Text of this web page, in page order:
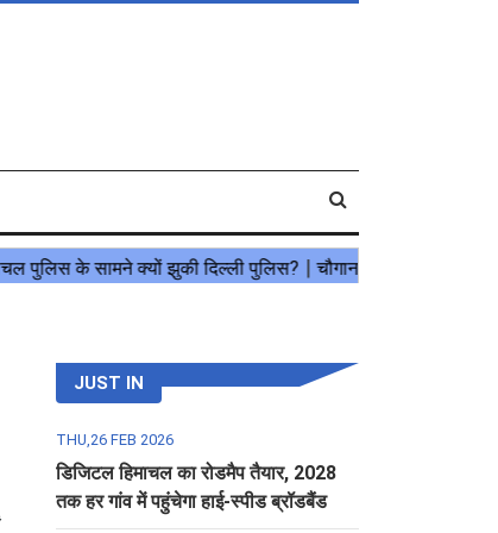
JUST IN
THU,26 FEB 2026
डिजिटल हिमाचल का रोडमैप तैयार, 2028
तक हर गांव में पहुंचेगा हाई-स्पीड ब्रॉडबैंड